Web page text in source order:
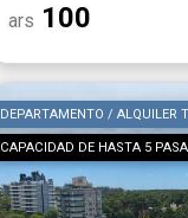
ars 100
DEPARTAMENTO / ALQUILER
CAPACIDAD DE HASTA 5